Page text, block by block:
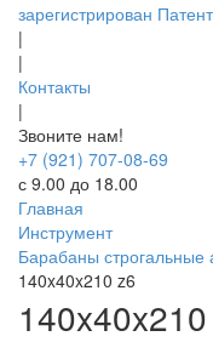
зарегистрирован
|
|
Контакты
|
Звоните нам!
+7 (921) 707-08-69
с 9.00 до 18.00
Главная
Инструмент
Барабаны
140x40x210 z6